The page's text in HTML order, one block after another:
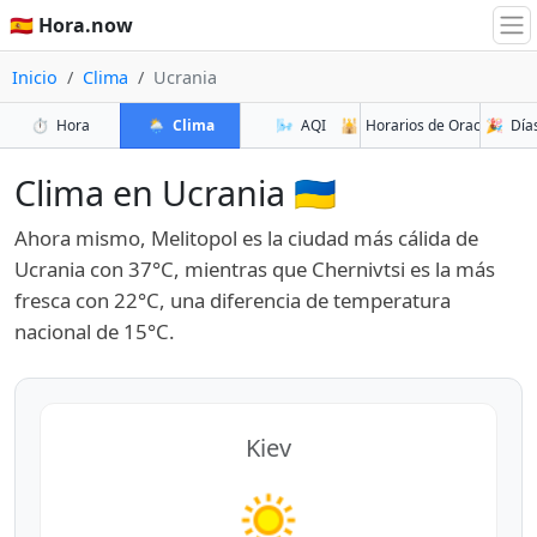
🇪🇸 Hora.now
Inicio Clima Ucrania
⏱️ Hora 🌦️ Clima 🌬️ AQI 🕌 Horarios de Oración
🎉
Clima en Ucrania 🇺🇦
Ahora mismo, Melitopol es la ciudad más cálida de
Ucrania con 37°C, mientras que Chernivtsi es la más
fresca con 22°C, una diferencia de temperatura
nacional de 15°C.
Kiev